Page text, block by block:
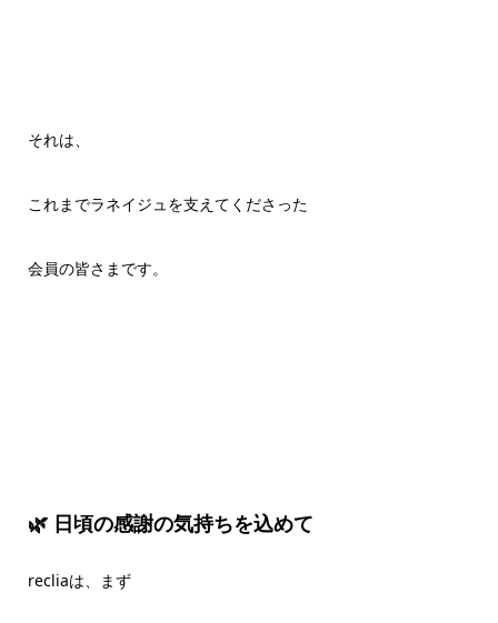
それは、
これまでラネイジュを支えてくださった
会員の皆さまです。
🌿 日頃の感謝の気持ちを込めて
recliaは、まず